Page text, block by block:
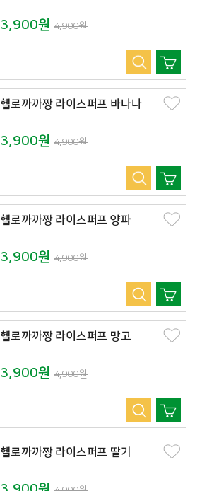
3,900원4,900원
헬로까까짱 라이스퍼프 바나나
3,900원4,900원
헬로까까짱 라이스퍼프 양파
3,900원4,900원
헬로까까짱 라이스퍼프 망고
3,900원4,900원
헬로까까짱 라이스퍼프 딸기